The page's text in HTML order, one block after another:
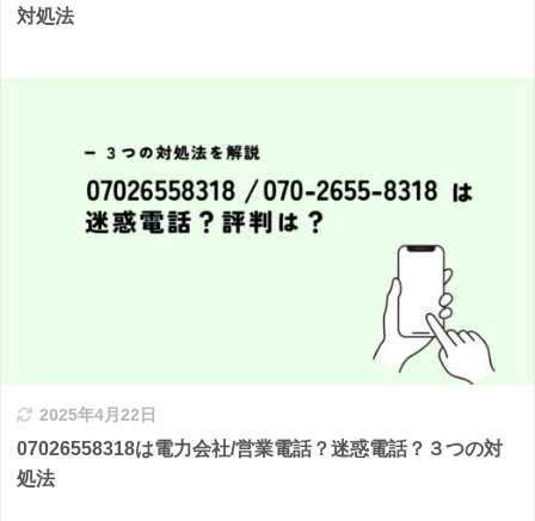
対処法
2025年4月22日
07026558318は電力会社/営業電話？迷惑電話？３つの対
処法